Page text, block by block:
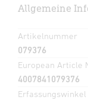
Allgemeine
Artikelnummer
079376
European Article
4007841079376
Erfassungswinkel